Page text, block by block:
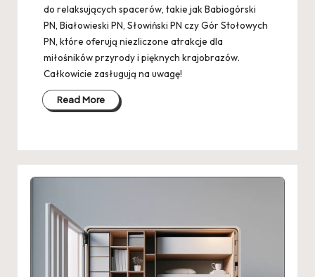
do relaksujących spacerów, takie jak Babiogórski
PN, Białowieski PN, Słowiński PN czy Gór Stołowych
PN, które oferują niezliczone atrakcje dla
miłośników przyrody i pięknych krajobrazów.
Całkowicie zasługują na uwagę!
Read More